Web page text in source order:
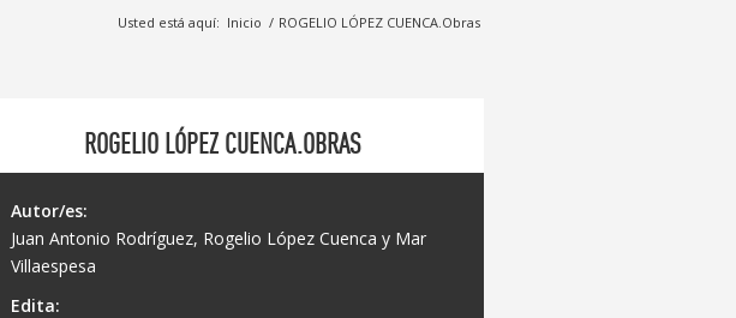
Usted está aquí: Inicio / ROGELIO LÓPEZ CUENCA.Obras
ROGELIO LÓPEZ CUENCA.OBRAS
Autor/es:
Juan Antonio Rodríguez, Rogelio López Cuenca y Mar
Villaespesa
Edita: